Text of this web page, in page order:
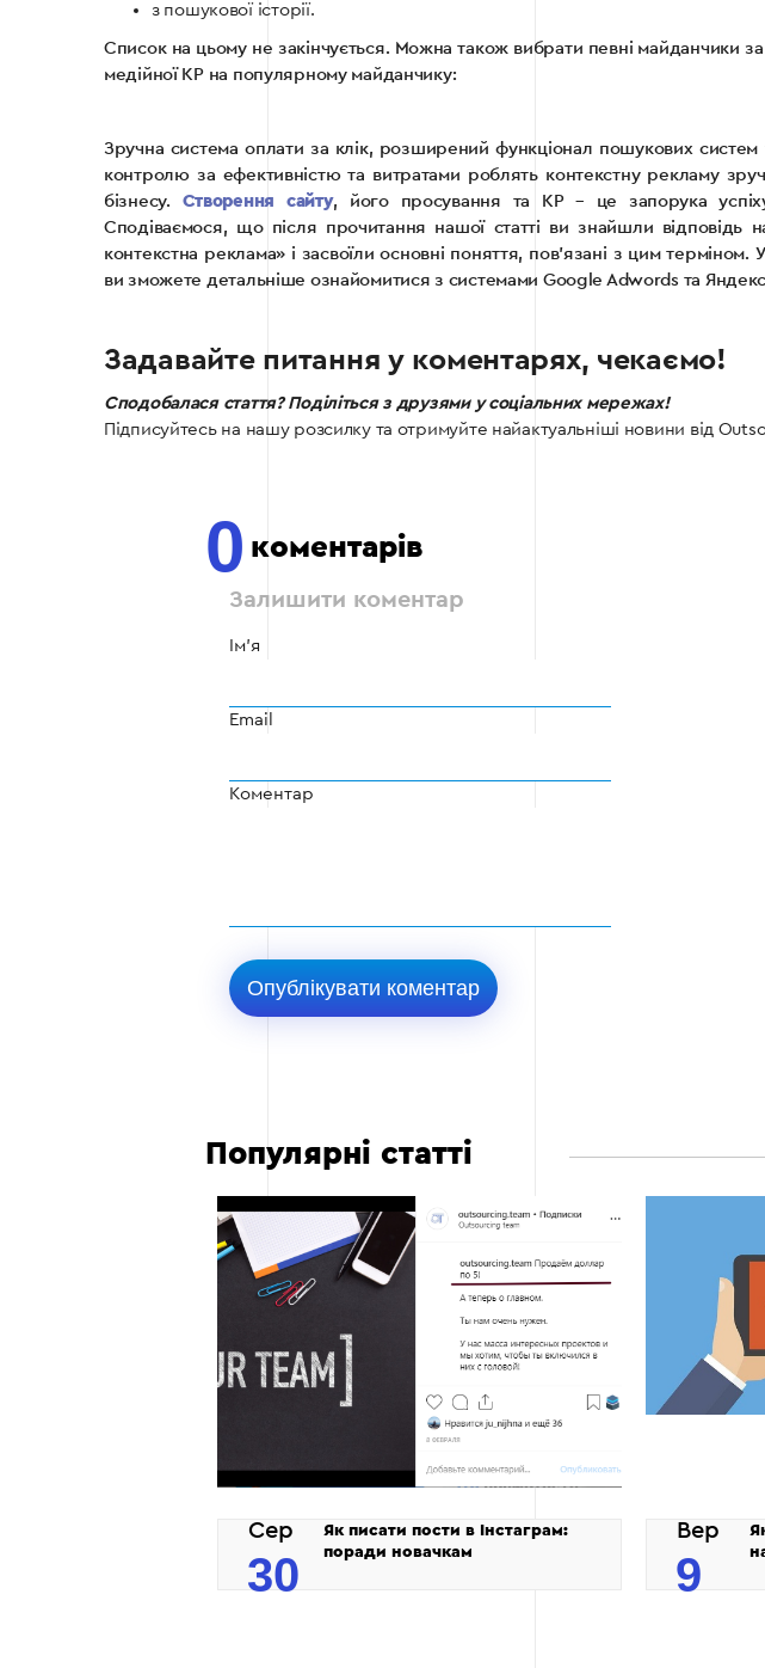
з пошукової історії.
Список на цьому не закінчується. Можна також вибрати певні майданчики
медійної КР на популярному майданчику:
Зручна система оплати за клік, розширений функціонал пошукових систем
контролю за ефективністю та витратами роблять контекстну рекламу
бізнесу. Створення сайту, його просування та КР – це запорука успіху
Сподіваємося, що після прочитання нашої статті ви знайшли відповідь
контекстна реклама» і засвоїли основні поняття, пов’язані з цим терміном.
ви зможете детальніше ознайомитися з системами Google Adwords та Яндекс
Задавайте питання у коментарях, чекаємо!
Сподобалася стаття? Поділіться з друзями у соціальних мережах!
Підписуйтесь на нашу розсилку та отримуйте найактуальніші новини від
0 коментарів
Залишити коментар
Ім'я
Email
Коментар
Популярні статті
Сер
30
Як писати пости в Інстаграм:
поради новачкам
Вер
9